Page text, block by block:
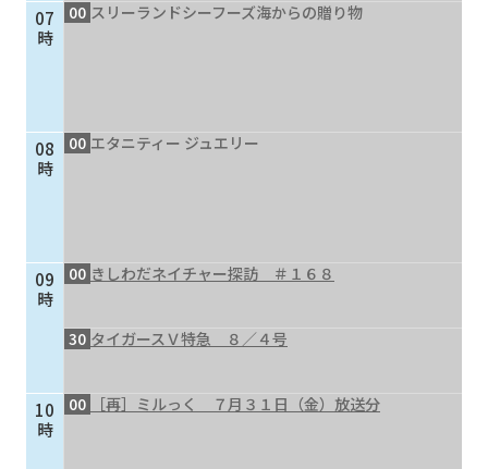
個人情報保護に関する基
本方針
サイトマップ
07
時
08
時
09
時
10
時
00 スリーランドシーフーズ海からの贈り物
00 エタニティー ジュエリー
00 きしわだネイチャー探訪 ＃１６８
30 タイガースＶ特急 ８／４号
00 ［再］ミルっく ７月３１日（金）放送分